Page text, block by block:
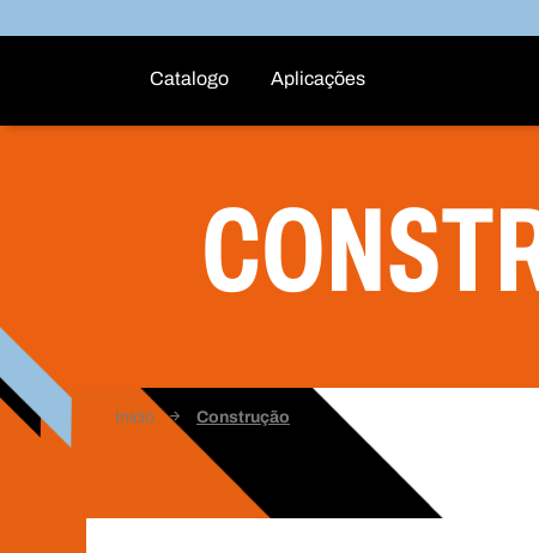
Catalogo Aplicações
Início Construção